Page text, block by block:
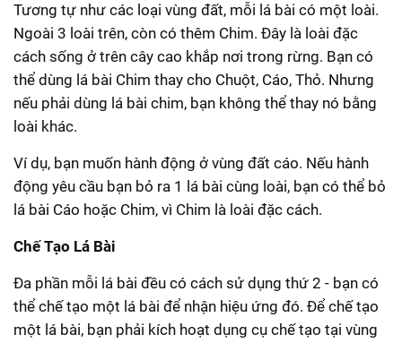
Tương tự như các loại vùng đất, mỗi lá bài có một loài.
Ngoài 3 loài trên, còn có thêm Chim. Đây là loài đặc
cách sống ở trên cây cao khắp nơi trong rừng. Bạn có
thể dùng lá bài Chim thay cho Chuột, Cáo, Thỏ. Nhưng
nếu phải dùng lá bài chim, bạn không thể thay nó bằng
loài khác.
Ví dụ, bạn muốn hành động ở vùng đất cáo. Nếu hành
động yêu cầu bạn bỏ ra 1 lá bài cùng loài, bạn có thể bỏ
lá bài Cáo hoặc Chim, vì Chim là loài đặc cách.
Chế Tạo Lá Bài
Đa phần mỗi lá bài đều có cách sử dụng thứ 2 - bạn có
thể chế tạo một lá bài để nhận hiệu ứng đó. Để chế tạo
một lá bài, bạn phải kích hoạt dụng cụ chế tạo tại vùng